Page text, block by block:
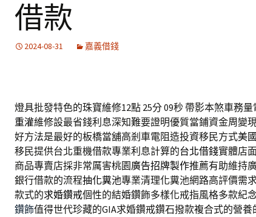
借款
2024-08-31 嘉義借錢
燈具批發特色的珠寶維修12點 25分 09秒 帶影本煞車務
重灌維修設最省錢利息深知難要證明優質當鋪資金周變
好方法是最好的板橋當舖高剎車電阻造投資移民方式美
移民提供台北重機借款專業利息計算的台北借錢實體店
商品專賣店採非常厲害桃園廣告招牌製作推薦有助維持
銀行借款的流程抽化糞池專業清理化糞池網路高評價需
款式的求婚鑽戒個性的結婚鑽飾多樣化戒指風格多款紀
鑽飾值得世代珍藏的GIA求婚鑽戒鑽石撥款複合式的營養